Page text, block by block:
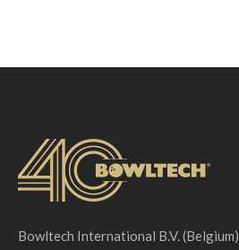
Bowltech International B.V. (Belgium)